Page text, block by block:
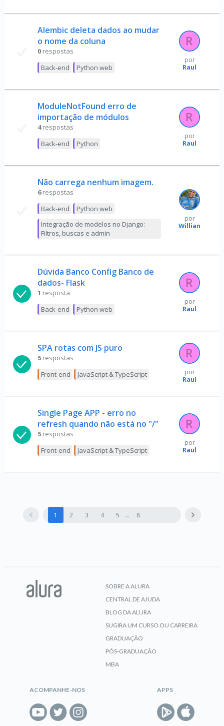
Alembic deleta dados ao mudar
o nome da coluna
0 respostas
Back-end
Python web
por
Raul
ModuleNotFound erro de
importação de módulos
4 respostas
Back-end
Python
por
Raul
Não carrega nenhum imagem.
6 respostas
Back-end
Python web
Integração de modelos no Django:
Filtros, buscas e admin
por
Willian
Dúvida Banco Config Banco de
dados- Flask
1 resposta
Back-end
Python web
por
Raul
SPA rotas com JS puro
5 respostas
Front-end
JavaScript & TypeScript
por
Raul
Single Page APP - erro no
refresh quando não está no "/"
5 respostas
Front-end
JavaScript & TypeScript
por
Raul
1 2 3 4 5 8
SOBRE A ALURA
CENTRAL DE AJUDA
BLOG DA ALURA
SUGIRA UM CURSO OU CARREIRA
GRADUAÇÃO
PÓS-GRADUAÇÃO
MBA
ACOMPANHE-NOS APPS